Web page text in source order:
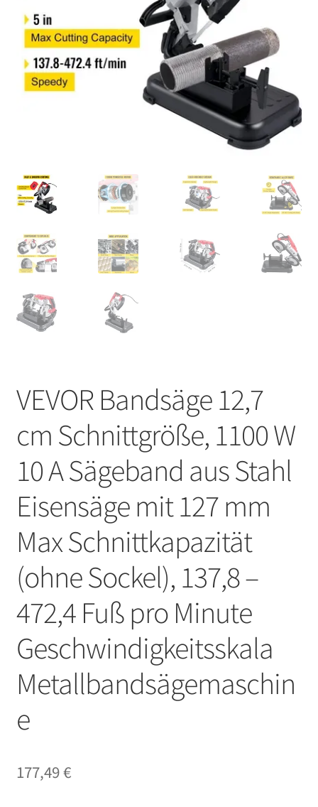
VEVOR Bandsäge 12,7
cm Schnittgröße, 1100 W
10 A Sägeband aus Stahl
Eisensäge mit 127 mm
Max Schnittkapazität
(ohne Sockel), 137,8 –
472,4 Fuß pro Minute
Geschwindigkeitsskala
Metallbandsägemaschin
e
177,49€